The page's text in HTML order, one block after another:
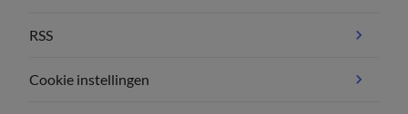
RSS
Cookie instellingen